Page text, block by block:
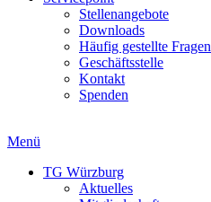
Stellenangebote
Downloads
Häufig gestellte Fragen
Geschäftsstelle
Kontakt
Spenden
Menü
TG Würzburg
Aktuelles